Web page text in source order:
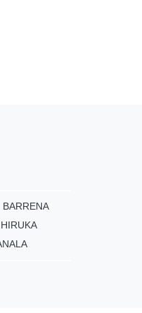
BARRENA
HIRUKA